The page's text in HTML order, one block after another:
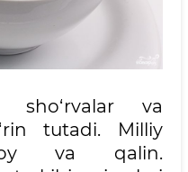
sho‘rvalar va
tutadi. Milliy
va qalin.